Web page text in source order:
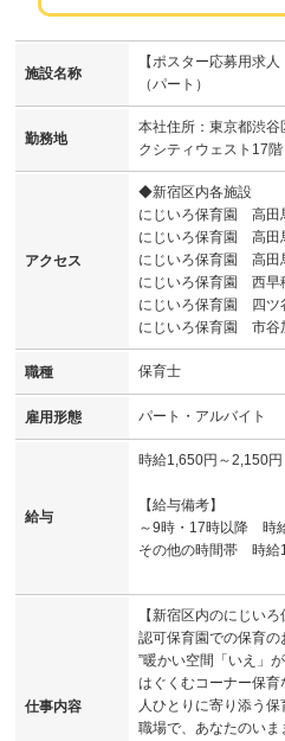
施設名称
【ポスター応募用求
（パート）
勤務地
本社住所：東京都渋
クシティウェスト17階
アクセス
◆新宿区内各施設
にじいろ保育園 高田
にじいろ保育園 高田
にじいろ保育園 高田
にじいろ保育園 西早
にじいろ保育園 四ツ
にじいろ保育園 市谷
職種 保育士
雇用形態 パート・アルバイト
給与
時給1,650円～2,150
【給与備考】
～9時・17時以降 時
その他の時間帯 時給
仕事内容
【新宿区内のにじいろ
認可保育園での保育の
”暖かい空間「いえ」
はぐくむコーナー保
人ひとりに寄り添う
職場で、あなたのい